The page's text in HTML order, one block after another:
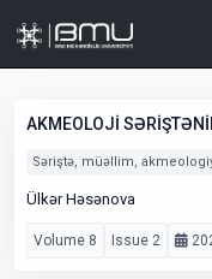
AKMEOLOJİ
Səriştə, müəllim,
Ülkər Həsənova
Volume 8 Issue 2